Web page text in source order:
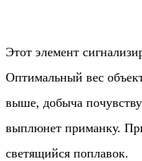
Этот элемент
Оптимальный вес
выше, добыча
выплюнет приманку.
светящийся поплавок.